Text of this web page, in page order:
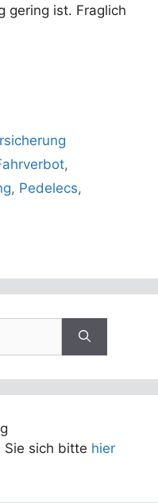
gering ist. Fraglich
,
, Pedelecs,
Sie sich bitte hier